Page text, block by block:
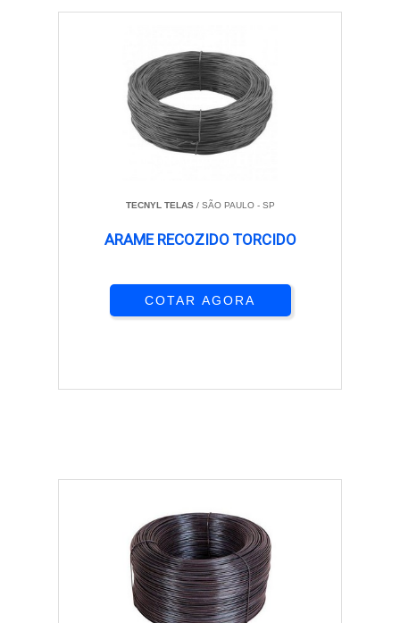
TECNYL TELAS/ SÃO PAULO - SP
ARAME RECOZIDO TORCIDO
COTAR AGORA